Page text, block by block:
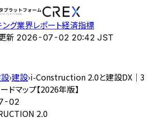
グ業界レポート経済指標
新 2026-07-02 20:42 JST
›建設›i-Construction 2.0と建設DX｜3
マップ【2026年版】
02
2.0